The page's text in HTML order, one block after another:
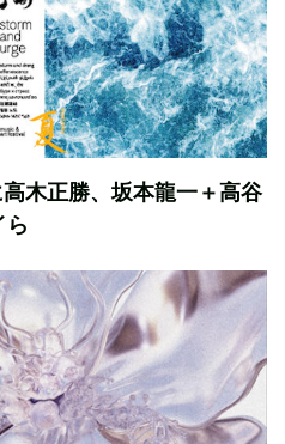
高木正勝、坂本龍一＋高谷
ら